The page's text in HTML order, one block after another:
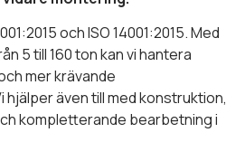
och ISO 14001:2015. Med
5 till 160 ton kan vi hantera
mer krävande
även till med konstruktion,
kompletterande bearbetning i